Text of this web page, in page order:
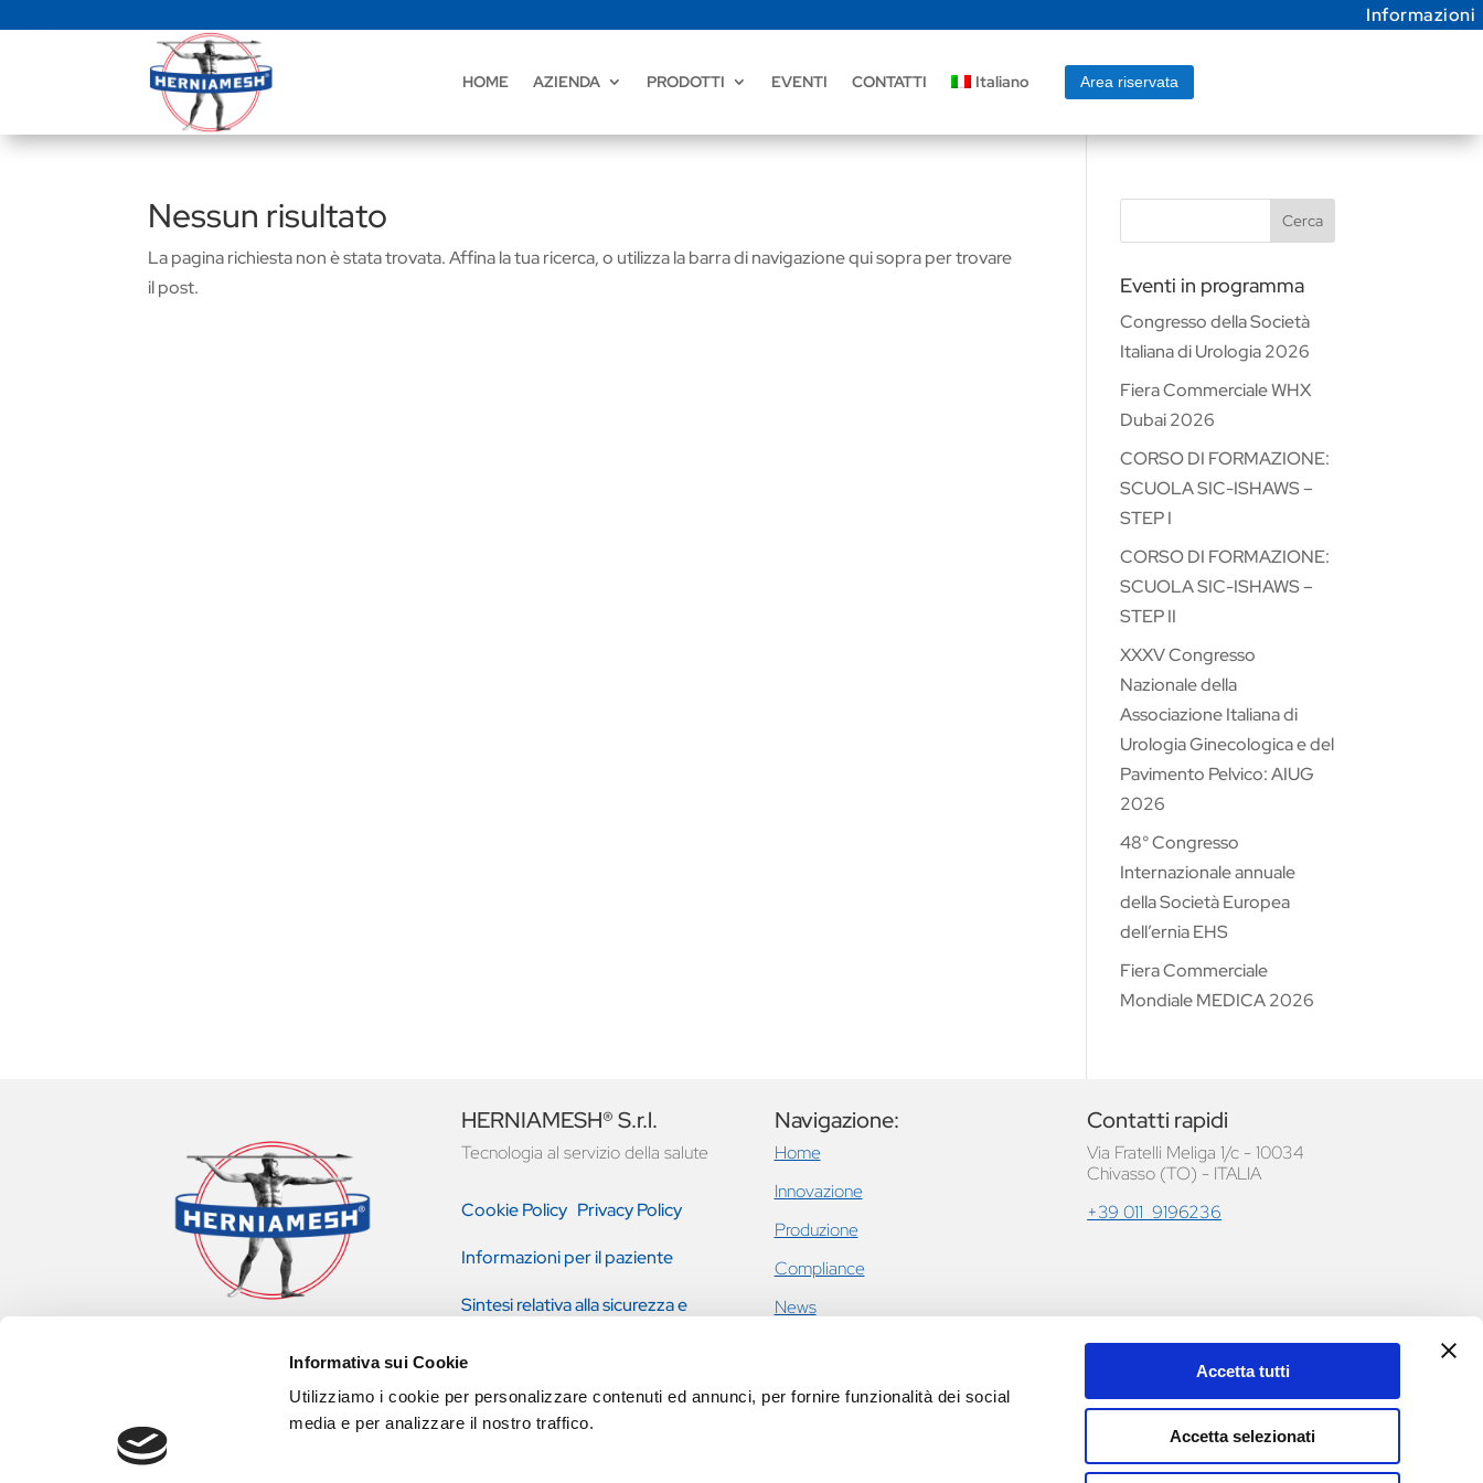
Informativa sui Cookie
Utilizziamo i cookie per personalizzare contenuti ed annunci, per fornire funzionalità dei social
media e per analizzare il nostro traffico.
Accetta tutti
Accetta selezionati
Informazioni
HOME AZIENDA PRODOTTI EVENTI CONTATTI Italiano Area riservata
Nessun risultato
La pagina richiesta non è stata trovata. Affina la tua ricerca, o utilizza la barra di navigazione qui sopra per trovare
il post.
Cerca
Eventi in programma
Congresso della Società
Italiana di Urologia 2026
Fiera Commerciale WHX
Dubai 2026
CORSO DI FORMAZIONE:
SCUOLA SIC-ISHAWS –
STEP I
CORSO DI FORMAZIONE:
SCUOLA SIC-ISHAWS –
STEP II
XXXV Congresso
Nazionale della
Associazione Italiana di
Urologia Ginecologica e del
Pavimento Pelvico: AIUG
2026
48° Congresso
Internazionale annuale
della Società Europea
dell’ernia EHS
Fiera Commerciale
Mondiale MEDICA 2026
HERNIAMESH® S.r.l.
Tecnologia al servizio della salute
Cookie Policy Privacy Policy
Informazioni per il paziente
Sintesi relativa alla sicurezza e
Navigazione:
Home
Innovazione
Produzione
Compliance
News
prolasso pavimento pelvico
Contatti rapidi
Via Fratelli Meliga 1/c - 10034
Chivasso (TO) - ITALIA
+39 011 9196236